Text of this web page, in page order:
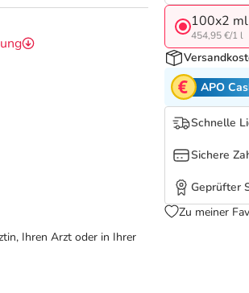
100x2 ml
454,95 €/1 l
APO
Schnelle
Sichere
Geprüfter
Zu meiner
Ihren Arzt oder in Ihrer